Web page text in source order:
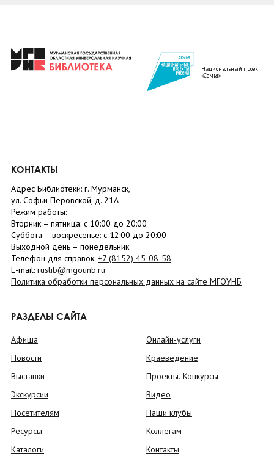
Национальный проект
«Семья»
КОНТАКТЫ
Адрес Библиотеки: г. Мурманск,
ул. Софьи Перовской, д. 21А
Режим работы:
Вторник – пятница: с 10:00 до 20:00
Суббота – воскресенье: c 12:00 до 20:00
Выходной день – понедельник
Телефон для справок: +7 (8152) 45-08-58
E-mail: ruslib@mgounb.ru
Политика обработки персональных данных на сайте МГОУНБ
РАЗДЕЛЫ САЙТА
Афиша
Новости
Выставки
Экскурсии
Посетителям
Ресурсы
Каталоги
Онлайн-услуги
Краеведение
Проекты. Конкурсы
Видео
Наши клубы
Коллегам
Контакты